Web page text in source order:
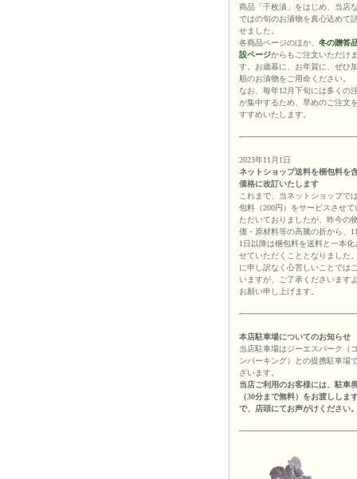
商品「千枚漬」をはじめ、当店
ではの旬のお漬物を真心込めて
せました。
各商品ページのほか、 冬の贈答
設ページからもご注文いただけま
す。お歳暮に、お年賀に、ぜひ
順のお漬物をご用命ください。
なお、毎年12月下旬には多くの
が集中するため、早めのご注文
すすめいたします。
2023年11月1日
ネットショップ送料を梱包料を
価格に改訂いたします
これまで、当ネットショップで
包料（200円）をサービスさせて
ただいておりましたが、昨今の
価・原材料等の高騰の折から、
1日以降は梱包料を送料と一本化
せていただくこととなりました
に申し訳なく心苦しいことでは
いますが、ご了承くださいます
お願い申し上げます。
本店駐車場についてのお知らせ
当店駐車場はジーエスパーク（
ンパーキング）との提携駐車場
ざいます。
当店ご利用のお客様には、駐車
（30分まで無料）をお渡ししま
で、店頭にてお声がけください。